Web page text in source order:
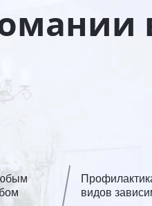
видов